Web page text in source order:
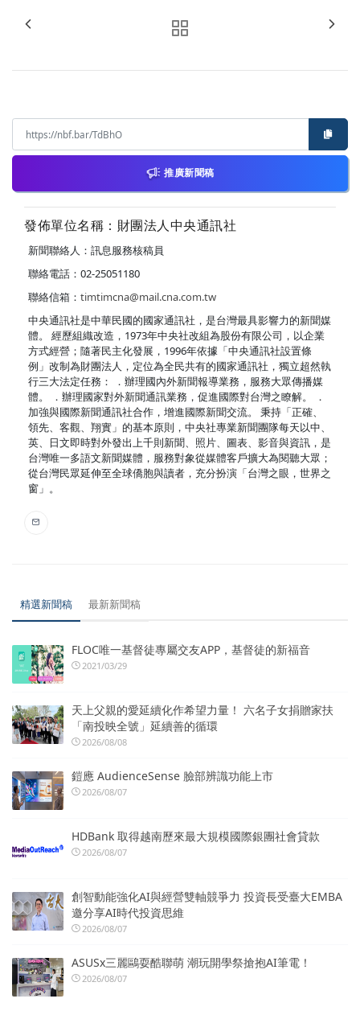
推廣新聞稿
發佈單位名稱：財團法人中央通訊社
新聞聯絡人：訊息服務核稿員
聯絡電話：02-25051180
聯絡信箱： timtimcna@mail.cna.com.tw
中央通訊社是中華民國的國家通訊社，是台灣最具影響力的新聞媒
體。 經歷組織改造，1973年中央社改組為股份有限公司，以企業
方式經營；隨著民主化發展，1996年依據「中央通訊社設置條
例」改制為財團法人，定位為全民共有的國家通訊社，獨立超然執
行三大法定任務： ．辦理國內外新聞報導業務，服務大眾傳播媒
體。 ．辦理國家對外新聞通訊業務，促進國際對台灣之瞭解。 ．
加強與國際新聞通訊社合作，增進國際新聞交流。 秉持「正確、
領先、客觀、翔實」的基本原則，中央社專業新聞團隊每天以中、
英、日文即時對外發出上千則新聞、照片、圖表、影音與資訊，是
台灣唯一多語文新聞媒體，服務對象從媒體客戶擴大為閱聽大眾；
從台灣民眾延伸至全球僑胞與讀者，充分扮演「台灣之眼，世界之
窗」。
精選新聞稿 最新新聞稿
FLOC唯一基督徒專屬交友APP，基督徒的新福音
2021/03/29
天上父親的愛延續化作希望力量！ 六名子女捐贈家扶
「南投映全號」延續善的循環
2026/08/08
鎧應 AudienceSense 臉部辨識功能上市
2026/08/07
HDBank 取得越南歷來最大規模國際銀團社會貸款
2026/08/07
創智動能強化AI與經營雙軸競爭力 投資長受臺大EMBA
邀分享AI時代投資思維
2026/08/07
ASUSx三麗鷗耍酷聯萌 潮玩開學祭搶抱AI筆電！
2026/08/07